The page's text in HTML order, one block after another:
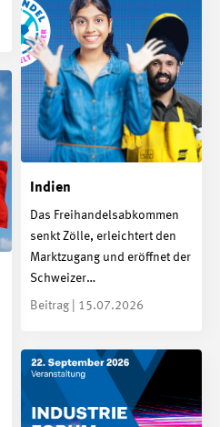
Indien
Das Freihandelsabkommen
senkt Zölle, erleichtert den
Marktzugang und eröffnet der
Schweizer…
Beitrag | 15.07.2026